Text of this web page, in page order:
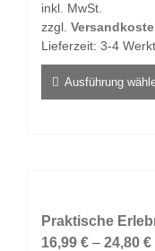
können
auf
Produktseite
gewählt
inkl. MwSt.
zzgl.
Lieferzeit: 3-4
Ausführung
auf.
Die
Praktische
16,99 € – 24,80 €